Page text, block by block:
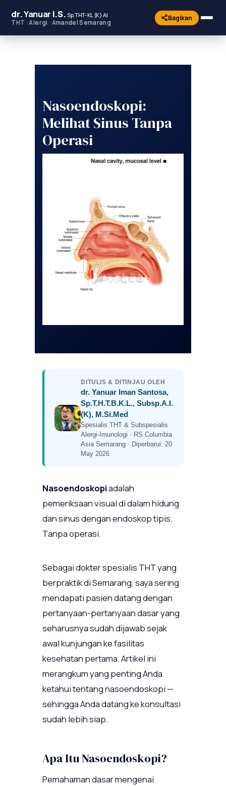
dr.Yanuar I.S.Sp.THT-KL (K) AI
THT · Alergi · Amandel Semarang
Bagikan
Nasoendoskopi:
Melihat Sinus Tanpa
Operasi
DITULIS & DITINJAU OLEH
dr. Yanuar Iman Santosa,
Sp.T.H.T.B.K.L., Subsp.A.I.
(K), M.Si.Med
Spesialis THT & Subspesialis
Alergi-Imunologi · RS Columbia
Asia Semarang · Diperbarui: 20
May 2026
Nasoendoskopiadalah
pemeriksaan visual di dalam hidung
dan sinus dengan endoskop tipis.
Tanpa operasi.
Sebagai dokter spesialis THT yang
berpraktik di Semarang, saya sering
mendapati pasien datang dengan
pertanyaan-pertanyaan dasar yang
seharusnya sudah dijawab sejak
awal kunjungan ke fasilitas
kesehatan pertama. Artikel ini
merangkum yang penting Anda
ketahui tentang nasoendoskopi —
sehingga Anda datang ke konsultasi
sudah lebih siap.
Apa Itu Nasoendoskopi?
Pemahaman dasar mengenai